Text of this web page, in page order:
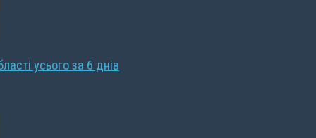
усього за 6 днів